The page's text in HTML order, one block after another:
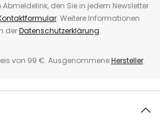
den Sie in jedem Newsletter
. Weitere Informationen
derDatenschutzerklärung.
von 99 €. AusgenommeneHersteller.